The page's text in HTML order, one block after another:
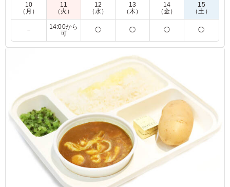
定番の生姜焼きは安定においしかったです。お肉にも玉ね
ぎにも味がしっかり染み込んでおりご飯がどんどん進みま
した。 副菜も充実しており、がっつり食べたい人におす
すめのお弁当でした。
取材
2023/08/03
10
（月）
11
（火）
12
（水）
13
（木）
14
（金）
15
（土）
－
14:00から
可
◯ ◯ ◯ ◯